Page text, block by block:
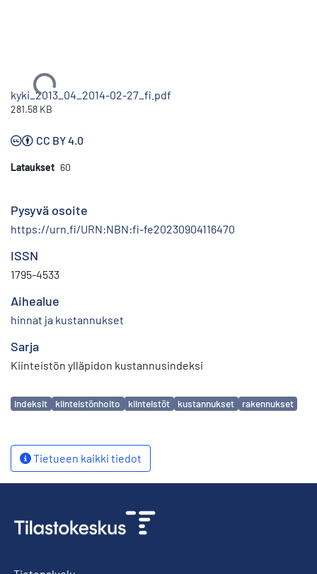
Ladataan...
kyki_2013_04_2014-02-27_fi.pdf
281.58 KB
CC BY 4.0
Lataukset 60
Pysyvä osoite
https://urn.fi/URN:NBN:fi-fe20230904116470
ISSN
1795-4533
Aihealue
hinnat ja kustannukset
Sarja
Kiinteistön ylläpidon kustannusindeksi
Avainsanat
indeksit kiinteistönhoito kiinteistöt kustannukset rakennukset
Tietueen kaikki tiedot